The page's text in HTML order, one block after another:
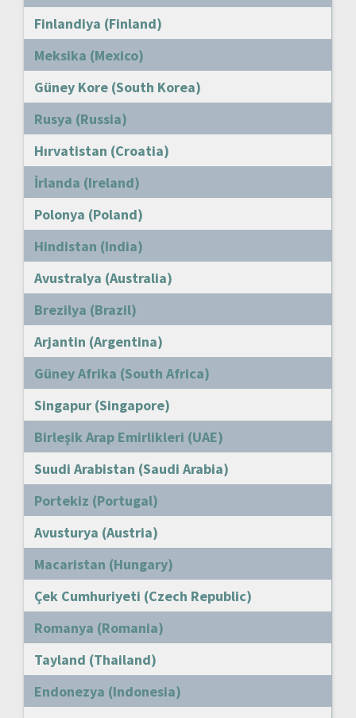
Finlandiya (Finland)
Meksika (Mexico)
Güney Kore (South Korea)
Rusya (Russia)
Hırvatistan (Croatia)
İrlanda (Ireland)
Polonya (Poland)
Hindistan (India)
Avustralya (Australia)
Brezilya (Brazil)
Arjantin (Argentina)
Güney Afrika (South Africa)
Singapur (Singapore)
Birleşik Arap Emirlikleri (UAE)
Suudi Arabistan (Saudi Arabia)
Portekiz (Portugal)
Avusturya (Austria)
Macaristan (Hungary)
Çek Cumhuriyeti (Czech Republic)
Romanya (Romania)
Tayland (Thailand)
Endonezya (Indonesia)